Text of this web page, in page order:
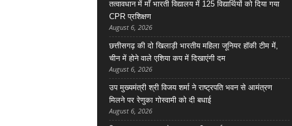
तत्वावधान में माँ भारती विद्यालय में 125 विद्यार्थियों को दिया गया
CPR प्रशिक्षण
August 6, 2026
छत्तीसगढ़ की दो खिलाड़ी भारतीय महिला जूनियर हॉकी टीम में,
चीन में होने वाले एशिया कप में दिखाएंगी दम
August 6, 2026
उप मुख्यमंत्री श्री विजय शर्मा ने राष्ट्रपति भवन से आमंत्रण
मिलने पर रेणुका गोस्वामी को दी बधाई
August 6, 2026